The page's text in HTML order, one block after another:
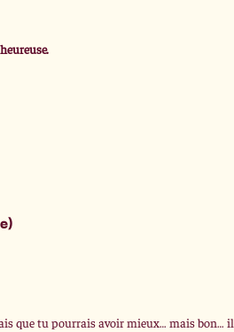
que tu pourrais avoir mieux… mais bon… il